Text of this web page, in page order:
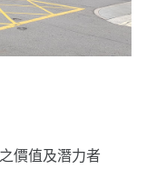
價值及潛力者